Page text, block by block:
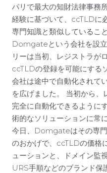
パリで最大の知財法律事務
経験に基づいて、ccTLDに
専門知識と類似しているこ
Domgateという会社を設
リーは当初、レジストラが
ccTLDの登録を可能にする
会社は途中で自動化されて
を広げました。 当初から
完全に自動化できるように
術的なソリューションに常
今日、Domgateはその専
のおかげで、ccTLDの価格
ューションと、ドメイン
URS手順などのブランド保